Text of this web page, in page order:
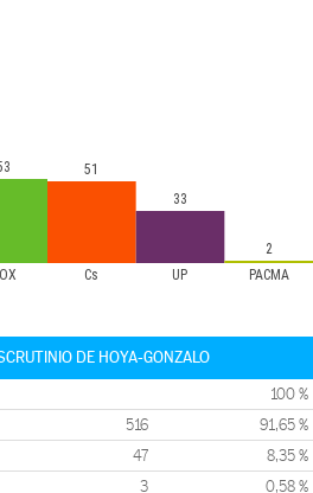
Cs UP PACMA
51
33
2
DE HOYA-GONZALO
100 %
516 91,65 %
47 8,35 %
3 0,58 %